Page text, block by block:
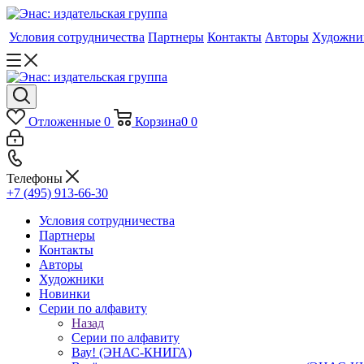
Условия сотрудничества Партнеры Контакты Авторы
Отложенные 0 Корзина0 0
Телефоны
+7 (495) 913-66-30
Условия сотрудничества
Партнеры
Контакты
Авторы
Художники
Новинки
Серии по алфавиту
Назад
Серии по алфавиту
Вау! (ЭНАС-КНИГА)